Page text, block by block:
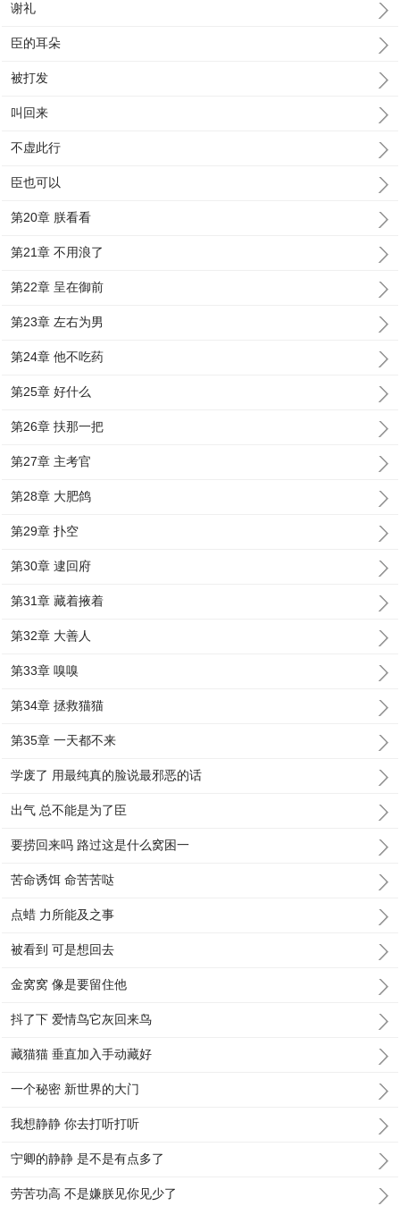
谢礼
臣的耳朵
被打发
叫回来
不虚此行
臣也可以
第20章 朕看看
第21章 不用浪了
第22章 呈在御前
第23章 左右为男
第24章 他不吃药
第25章 好什么
第26章 扶那一把
第27章 主考官
第28章 大肥鸽
第29章 扑空
第30章 逮回府
第31章 藏着掖着
第32章 大善人
第33章 嗅嗅
第34章 拯救猫猫
第35章 一天都不来
学废了 用最纯真的脸说最邪恶的话
出气 总不能是为了臣
要捞回来吗 路过这是什么窝困一
苦命诱饵 命苦苦哒
点蜡 力所能及之事
被看到 可是想回去
金窝窝 像是要留住他
抖了下 爱情鸟它灰回来鸟
藏猫猫 垂直加入手动藏好
一个秘密 新世界的大门
我想静静 你去打听打听
宁卿的静静 是不是有点多了
劳苦功高 不是嫌朕见你见少了